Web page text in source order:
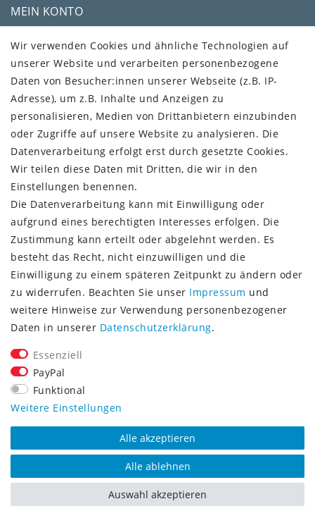
MEIN KONTO
Kundenkonto
VERSAND + SERVICE
Versandinformationen
Rückgabeinformationen
Zahlungsinformationen
Vorkasse (3% Rabatt)
Paypal
Kauf auf Rechnung (Paypalservice)
Lastschrift (Paypalservice)
Kreditkarte (Paypalservice)
SOCIAL MEDIA
CONSULTING- UND TEXTAGENTUR
Wir verwenden Cookies und ähnliche Technologien auf
unserer Website und verarbeiten personenbezogene
Daten von Besucher:innen unserer Webseite (z.B. IP-
Adresse), um z.B. Inhalte und Anzeigen zu
personalisieren, Medien von Drittanbietern einzubinden
oder Zugriffe auf unsere Website zu analysieren. Die
Datenverarbeitung erfolgt erst durch gesetzte Cookies.
Wir teilen diese Daten mit Dritten, die wir in den
Einstellungen benennen.
Die Datenverarbeitung kann mit Einwilligung oder
aufgrund eines berechtigten Interesses erfolgen. Die
Zustimmung kann erteilt oder abgelehnt werden. Es
besteht das Recht, nicht einzuwilligen und die
Einwilligung zu einem späteren Zeitpunkt zu ändern oder
zu widerrufen. Beachten Sie unser Impressum und
weitere Hinweise zur Verwendung personenbezogener
Daten in unserer Daten­schutz­erklärung.
Essenziell
PayPal
Funktional
Weitere Einstellungen
Alle akzeptieren
Alle ablehnen
Auswahl akzeptieren